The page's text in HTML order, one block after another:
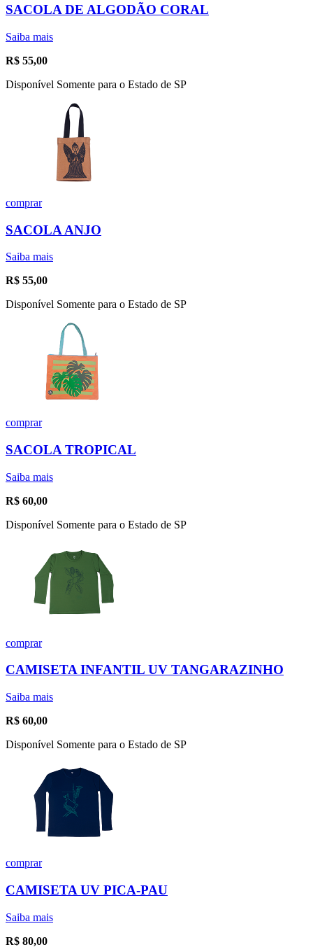
SACOLA DE ALGODÃO CORAL
Saiba mais
R$ 55,00
Disponível Somente para o Estado de SP
comprar
SACOLA ANJO
Saiba mais
R$ 55,00
Disponível Somente para o Estado de SP
comprar
SACOLA TROPICAL
Saiba mais
R$ 60,00
Disponível Somente para o Estado de SP
comprar
CAMISETA INFANTIL UV TANGARAZINHO
Saiba mais
R$ 60,00
Disponível Somente para o Estado de SP
comprar
CAMISETA UV PICA-PAU
Saiba mais
R$ 80,00